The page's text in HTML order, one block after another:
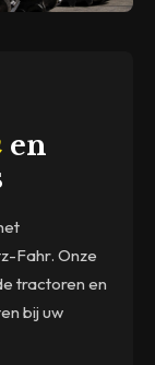
en
Fahr. Onze
tractoren en
bij uw